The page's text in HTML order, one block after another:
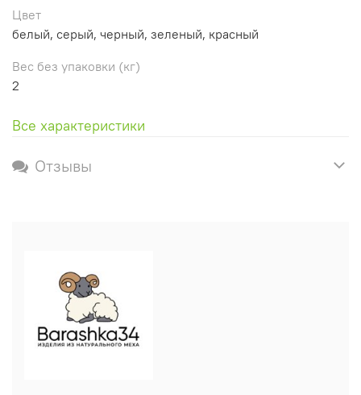
Цвет
белый, серый, черный, зеленый, красный
Вес без упаковки (кг)
2
Все характеристики
Отзывы